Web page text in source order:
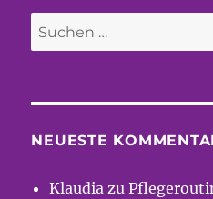
Suchen
nach:
NEUESTE
Klaudia zu